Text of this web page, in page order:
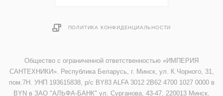
ПОЛИТИКА КОНФИДЕНЦИАЛЬНОСТИ
Общество с ограниченной ответственностью «ИМПЕРИЯ
САНТЕХНИКИ». Республика Беларусь, г. Минск, ул. К.Чорного, 31,
пом.7Н. УНП 193615838, р/с BY83 ALFA 3012 2B62 4700 1027 0000 в
BYN в ЗАО "АЛЬФА-БАНК" ул. Сурганова, 43-47, 220013 Минск,